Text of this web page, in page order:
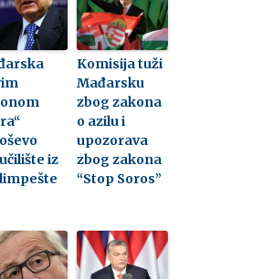
iz
Komisija tuži
Mađarsku
zbog zakona
o azilu i
upozorava
zbog zakona
“Stop Soros”